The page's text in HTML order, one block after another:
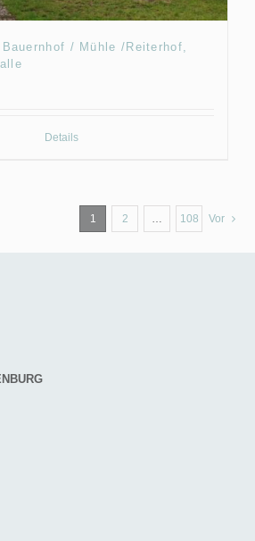
Bauernhof / Mühle /Reiterhof,
Details
1 2 … 108 Vor